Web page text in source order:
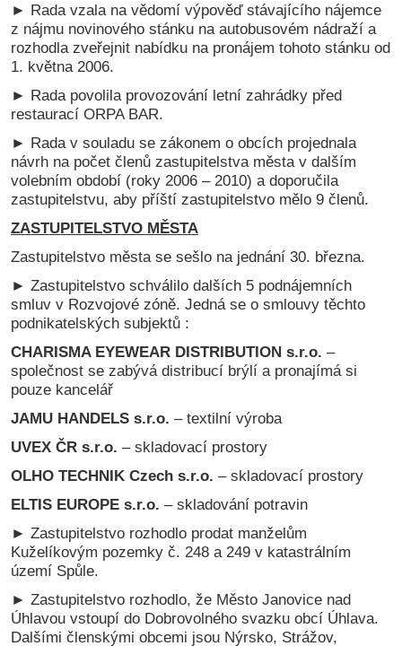
► Rada vzala na vědomí výpověď stávajícího nájemce
z nájmu novinového stánku na autobusovém nádraží a
rozhodla zveřejnit nabídku na pronájem tohoto stánku od
1. května 2006.
► Rada povolila provozování letní zahrádky před
restaurací ORPA BAR.
► Rada v souladu se zákonem o obcích projednala
návrh na počet členů zastupitelstva města v dalším
volebním období (roky 2006 – 2010) a doporučila
zastupitelstvu, aby příští zastupitelstvo mělo 9 členů.
ZASTUPITELSTVO MĚSTA
Zastupitelstvo města se sešlo na jednání 30. března.
► Zastupitelstvo schválilo dalších 5 podnájemních
smluv v Rozvojové zóně. Jedná se o smlouvy těchto
podnikatelských subjektů :
CHARISMA EYEWEAR DISTRIBUTION s.r.o. –
společnost se zabývá distribucí brýlí a pronajímá si
pouze kancelář
JAMU HANDELS s.r.o. – textilní výroba
UVEX ČR s.r.o. – skladovací prostory
OLHO TECHNIK Czech s.r.o. – skladovací prostory
ELTIS EUROPE s.r.o. – skladování potravin
► Zastupitelstvo rozhodlo prodat manželům
Kuželíkovým pozemky č. 248 a 249 v katastrálním
území Spůle.
► Zastupitelstvo rozhodlo, že Město Janovice nad
Úhlavou vstoupí do Dobrovolného svazku obcí Úhlava.
Dalšími členskými obcemi jsou Nýrsko, Strážov,